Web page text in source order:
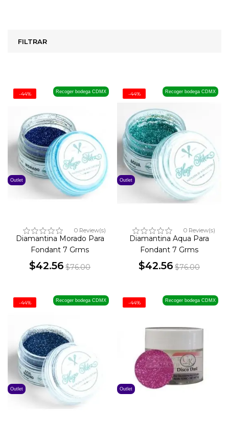
FILTRAR
Outlet
Recoger bodega CDMX
0 Review(s)
Diamantina Morado Para
Fondant 7 Grms
$42.56 $76.00
-44%
Outlet
Recoger bodega CDMX
0 Review(s)
Diamantina Aqua Para
Fondant 7 Grms
$42.56 $76.00
-44%
Outlet
Recoger bodega CDMX
-44%
Outlet
Recoger bodega CDMX
-44%